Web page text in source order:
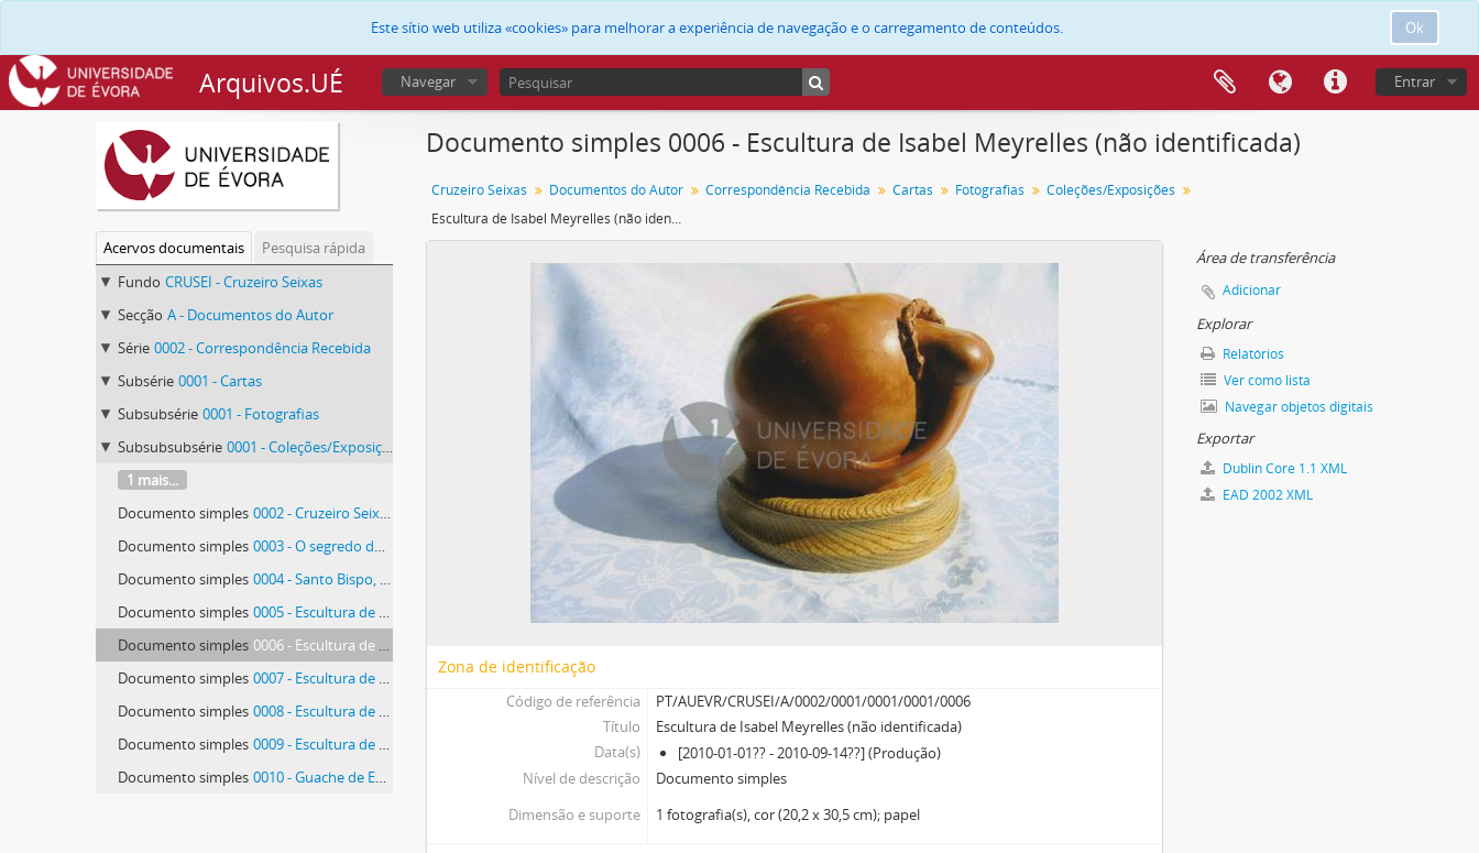
Ok
Este sítio web utiliza «cookies» para melhorar a experiência de navegação e o carregamento de conteúdos.
Arquivos.UÉ Entrar
Navegar
Acervos documentais
Pesquisa rápida
Fundo CRUSEI - Cruzeiro Seixas
Secção A - Documentos do Autor
Série 0002 - Correspondência Recebida
Subsérie 0001 - Cartas
Subsubsérie 0001 - Fotografias
Subsubsubsérie 0001 - Coleções/Exposições
1 mais...
Documento simples 0002 - Cruzeiro Seixas e P. López-Barxas na inauguração da exposição em Famalicão
Documento simples 0003 - O segredo do 515, fotografia da obra de Lima de Freitas
Documento simples 0004 - Santo Bispo, fotografia de pintura de Rui Carita
Documento simples 0005 - Escultura de Isabel Meyrelles (não identificada)
Documento simples 0006 - Escultura de Isabel Meyrelles (não identificada)
Documento simples 0007 - Escultura de Isabel Meyrelles (não identificada)
Documento simples 0008 - Escultura de Isabel Meyrelles (não identificada)
Documento simples 0009 - Escultura de Isabel Meyrelles (não identificada)
Documento simples 0010 - Guache de Eugenio Granell
Documento simples 0006 - Escultura de Isabel Meyrelles (não identificada)
Cruzeiro Seixas Documentos do Autor Correspondência Recebida Cartas Fotografias
Coleções/Exposições
Escultura de Isabel Meyrelles (não identificada)
Zona de identificação
Código de referência
PT/AUEVR/CRUSEI/A/0002/0001/0001/0001/0006
Título
Escultura de Isabel Meyrelles (não identificada)
Data(s)
[2010-01-01?? - 2010-09-14??] (Produção)
Nível de descrição
Documento simples
Dimensão e suporte
1 fotografia(s), cor (20,2 x 30,5 cm); papel
Área de transferência
Adicionar
Explorar
Relatórios
Ver como lista
Navegar objetos digitais
Exportar
Dublin Core 1.1 XML
EAD 2002 XML